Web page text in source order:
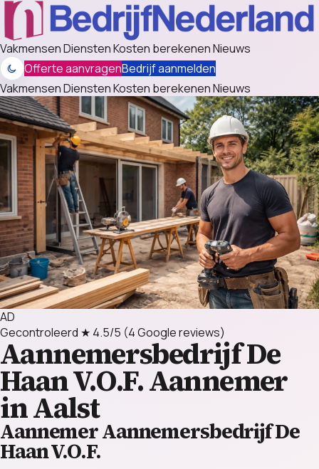
VakmensenDienstenKosten berekenenNieuws
Offerte aanvragenBedrijf aanmelden
VakmensenDienstenKosten berekenenNieuws
AD
Gecontroleerd ★ 4.5/5 (4 Google reviews)
Aannemersbedrijf De
Haan V.O.F.Aannemer
in Aalst
Aannemer Aannemersbedrijf De
Haan V.O.F.